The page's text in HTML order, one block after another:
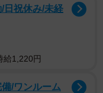
日祝休み/未経
給1,220円
/ワンルーム